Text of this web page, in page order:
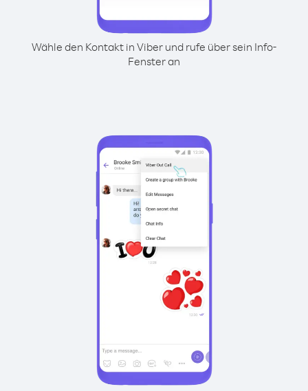
Wähle den Kontakt in Viber und rufe über sein Info-
Fenster an